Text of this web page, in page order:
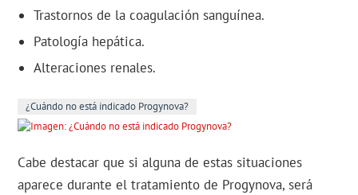
Trastornos de la coagulación sanguínea.
Patología hepática.
Alteraciones renales.
¿Cuándo no está indicado Progynova?
Cabe destacar que si alguna de estas situaciones
aparece durante el tratamiento de Progynova, será